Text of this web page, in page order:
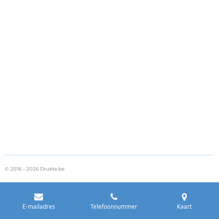
© 2016 - 2026 Drukte.be
E-mailadres Telefoonnummer Kaart